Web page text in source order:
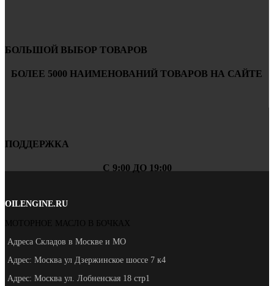
БОЛЬШОЙ ВЫБОР ТОВАРОВ
БОЛЕЕ 5000 НАИМЕНОВАНИЙ ТОВАРОВ НА САЙТЕ
ПОДДЕРЖКА
С 9:00 ДО 19:00
OILENGINE.RU
МОТОРНОЕ МАСЛО В БОЧКАХ
Адреса Складов в Москве и МО
Адрес: Москва ул Дзержинское шоссе 7 к4
Адрес: Москва ул. Лобненская 18 стр1